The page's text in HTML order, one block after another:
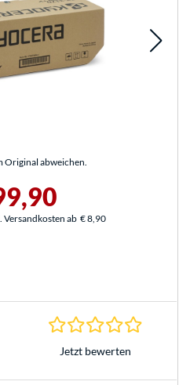
Original abweichen.
Versandkosten ab € 8,90
Jetzt bewerten